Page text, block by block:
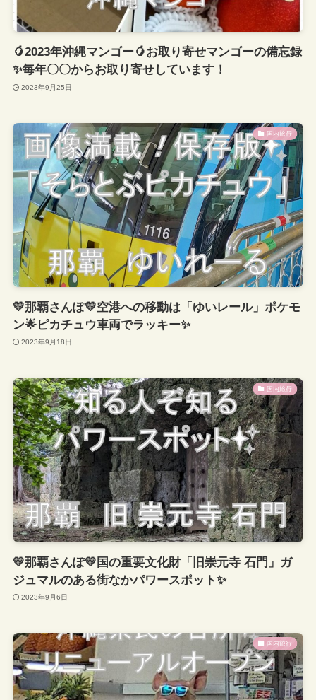
🥭2023年沖縄マンゴー🥭お取り寄せマンゴーの備忘録
✨毎年〇〇からお取り寄せしています！
2023年9月25日
国内旅行
💛那覇さんぽ💛空港への移動は「ゆいレール」ポケモ
ン🌟ピカチュウ車両でラッキー✨
2023年9月18日
国内旅行
💛那覇さんぽ💛国の重要文化財「旧崇元寺 石門」ガ
ジュマルのある街なかパワースポット✨
2023年9月6日
国内旅行